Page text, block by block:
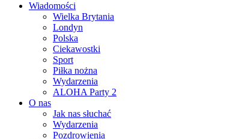
Wiadomości
Wielka Brytania
Londyn
Polska
Ciekawostki
Sport
Piłka nożna
Wydarzenia
ALOHA Party 2
O nas
Jak nas słuchać
Wydarzenia
Pozdrowienia